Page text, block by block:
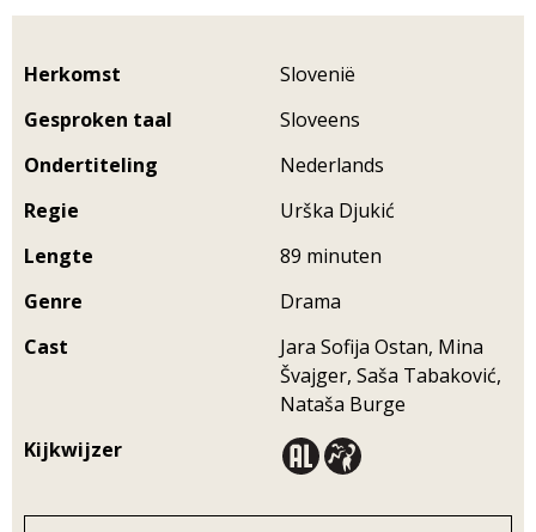
Herkomst
Slovenië
Gesproken taal
Sloveens
Ondertiteling
Nederlands
Regie
Urška Djukić
Lengte
89 minuten
Genre
Drama
Cast
Jara Sofija Ostan, Mina
Švajger, Saša Tabaković,
Nataša Burge
Kijkwijzer